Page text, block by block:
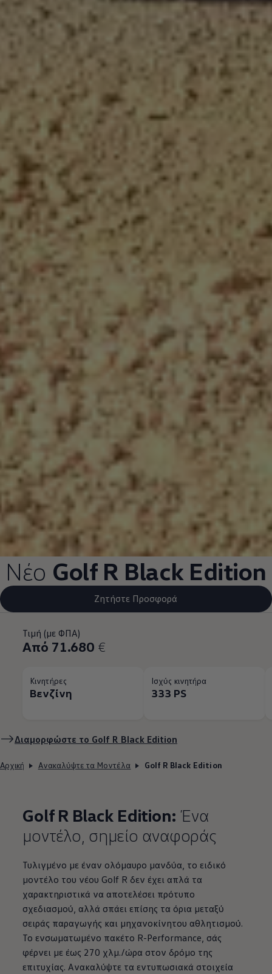
Νέο Golf R Black Edition
Ζητήστε Προσφορά
Τιμή (με ΦΠΑ)
Από 71.680 €
Κινητήρες
Βενζίνη
Ισχύς κινητήρα
333 PS
Διαμορφώστε το Golf R Black Edition
Αρχική Ανακαλύψτε τα Μοντέλα Golf R Black Edition
Golf R Black Edition: Ένα
μοντέλο, σημείο αναφοράς
Τυλιγμένο με έναν ολόμαυρο μανδύα, το ειδικό
μοντέλο του νέου Golf R δεν έχει απλά τα
χαρακτηριστικά να αποτελέσει πρότυπο
σχεδιασμού, αλλά σπάει επίσης τα όρια μεταξύ
σειράς παραγωγής και μηχανοκίνητου αθλητισμού.
Το ενσωματωμένο πακέτο R-Performance, σάς
φέρνει με έως 270 χλμ./ώρα στον δρόμο της
επιτυχίας. Ανακαλύψτε τα εντυπωσιακά στοιχεία